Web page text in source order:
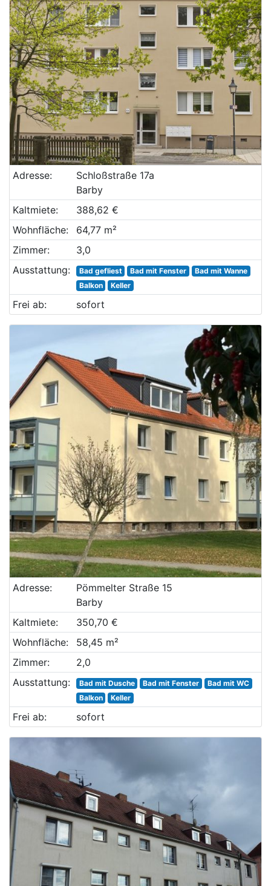
Adresse:
Schloßstraße 17a
Barby
Kaltmiete:
388,62 €
Wohnfläche:
64,77 m²
Zimmer:
3,0
Ausstattung:
Bad gefliest Bad mit Fenster
Bad mit Wanne
Balkon
Keller
Frei ab: sofort
Adresse:
Pömmelter Straße 15
Barby
Kaltmiete:
350,70 €
Wohnfläche:
58,45 m²
Zimmer:
2,0
Ausstattung:
Bad mit Dusche Bad mit Fenster
Bad mit WC
Balkon
Keller
Frei ab: sofort